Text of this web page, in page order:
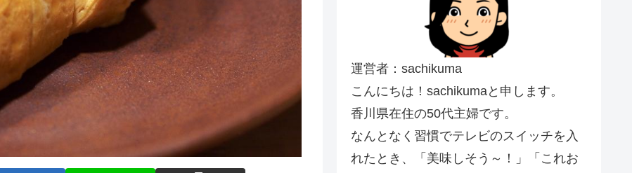
運営者：sachikuma
こんにちは！sachikumaと申します。
香川県在住の50代主婦です。
なんとなく習慣でテレビのスイッチを入
れたとき、「美味しそう～！」「これお